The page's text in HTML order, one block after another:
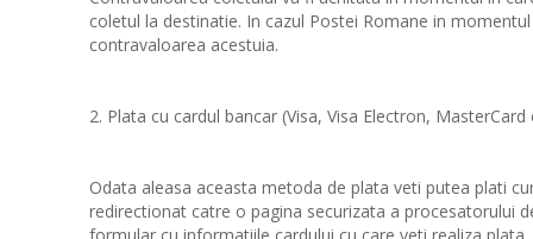
coletul la destinatie. In cazul Postei Romane in
contravaloarea acestuia.
2. Plata cu cardul bancar (Visa, Visa Electron, MasterCard
Odata aleasa aceasta metoda de plata veti putea plati
redirectionat catre o pagina securizata a procesatorului